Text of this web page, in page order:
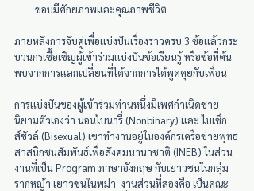
ขอบมีศักยภาพและคุณภาพชีวิต
ภายหลังการจับคู่เพื่อแบ่งปันเรื่องราวครบ 3 ข้อแล้วกระ
บวนกรเชื้อเชิญผู้เข้าร่วมแบ่งปันข้อเรียนรู้ หรือข้อที่ค้น
พบจากการแลกเปลี่ยนที่ได้จากการได้พูดคุยกับเพื่อน
การแบ่งปันของผู้เข้าร่วมท่านหนึ่งมีเพศกำเนิดชาย
นิยามตัวเองว่า นอนไบนารี่ (Nonbinary) และ ไบเซ็ก
ส์ชัวล์ (Bisexual) เขาทำงานอยู่ในองค์กรเครือข่ายพุทธ
สาสนิกชนสัมพันธ์เพื่อสังคมนานาชาติ (INEB) ในส่วน
งานที่เป็น Program ภาษาอังกฤษ กับเยาวชนในกลุ่ม
รากหญ้า เยาวชนในพม่า  งานส่วนที่สองคือ เป็นคณะ